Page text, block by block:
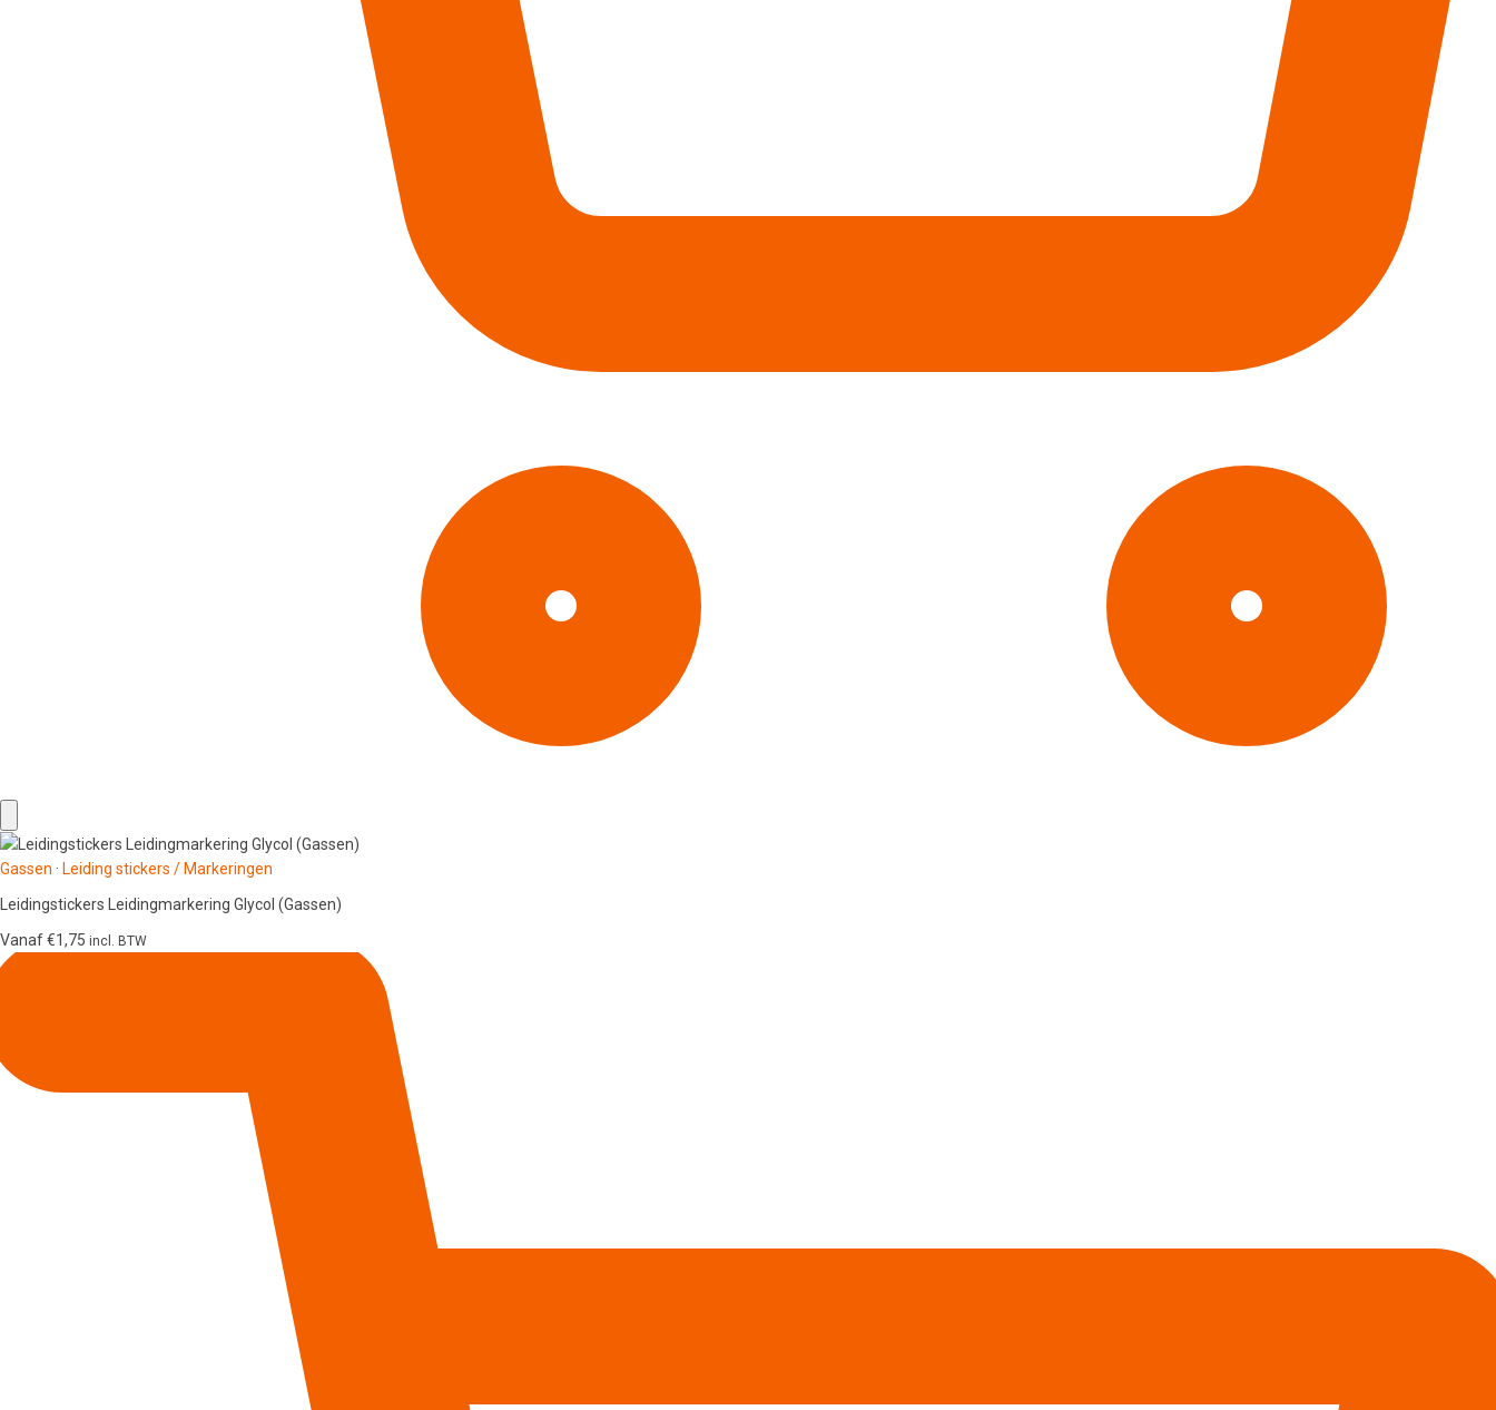
Gassen · Leiding stickers / Markeringen
Leidingstickers Leidingmarkering Glycol (Gassen)
Vanaf€1,75 incl. BTW